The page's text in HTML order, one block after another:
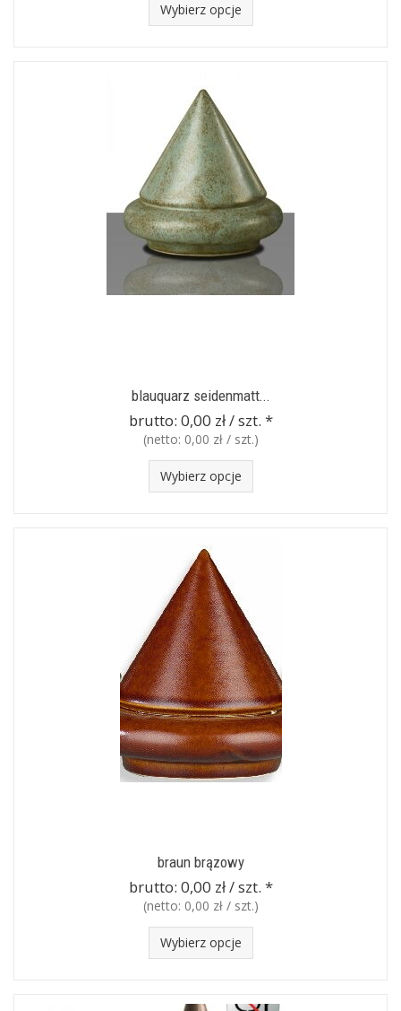
Wybierz opcje
blauquarz seidenmatt...
brutto: 0,00 zł / szt. *
(netto: 0,00 zł / szt.)
Wybierz opcje
braun brązowy
brutto: 0,00 zł / szt. *
(netto: 0,00 zł / szt.)
Wybierz opcje